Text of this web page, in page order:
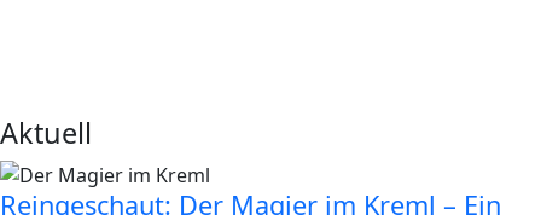
Aktuell
Reingeschaut: Der Magier im Kreml – Ein